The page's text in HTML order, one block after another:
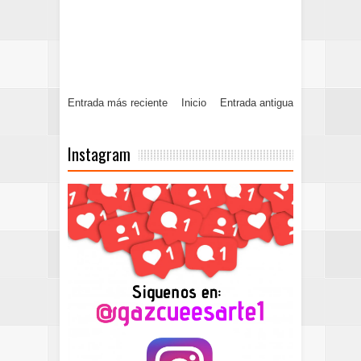
Entrada más reciente Entrada antigua
Inicio
Instagram